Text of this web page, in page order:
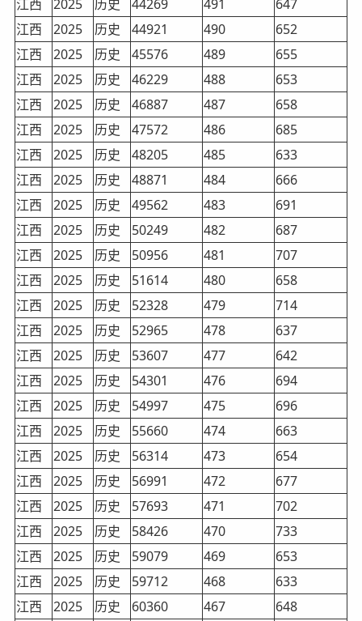
江西
2025 历史 44269 491
647
江西
2025 历史 44921 490
652
江西
2025 历史 45576 489
655
江西
2025 历史 46229 488
653
江西
2025 历史 46887 487
658
江西
2025 历史 47572 486
685
江西
2025 历史 48205 485
633
江西
2025 历史 48871 484
666
江西
2025 历史 49562 483
691
江西
2025 历史 50249 482
687
江西
2025 历史 50956 481
707
江西
2025 历史 51614 480
658
江西
2025 历史 52328 479
714
江西
2025 历史 52965 478
637
江西
2025 历史 53607 477
642
江西
2025 历史 54301 476
694
江西
2025 历史 54997 475
696
江西
2025 历史 55660 474
663
江西
2025 历史 56314 473
654
江西
2025 历史 56991 472
677
江西
2025 历史 57693 471
702
江西
2025 历史 58426 470
733
江西
2025 历史 59079 469
653
江西
2025 历史 59712 468
633
江西
2025 历史 60360 467
648